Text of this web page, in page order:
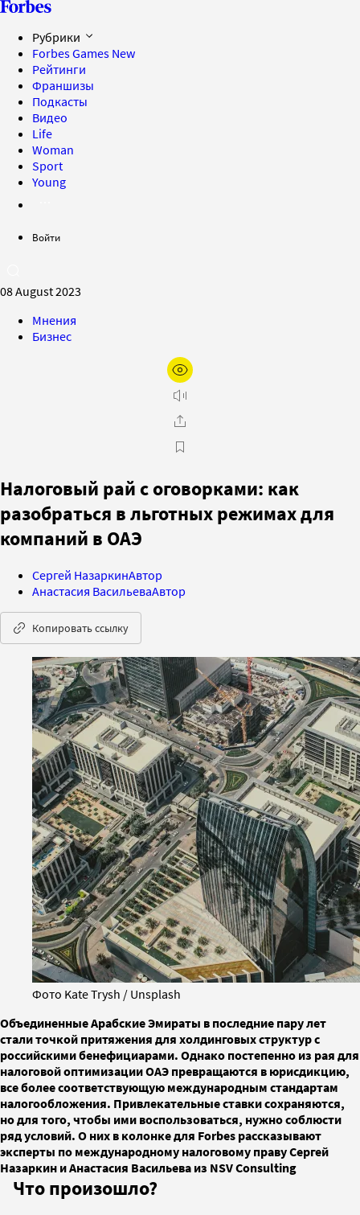
Рубрики
Forbes Games New
Рейтинги
Франшизы
Подкасты
Видео
Life
Woman
Sport
Young
Войти
08 August 2023
Мнения
Бизнес
Налоговый рай с оговорками: как
разобраться в льготных режимах для
компаний в ОАЭ
Сергей НазаркинАвтор
Анастасия ВасильеваАвтор
Копировать ссылку
Фото Kate Trysh / Unsplash
Объединенные Арабские Эмираты в последние пару лет
стали точкой притяжения для холдинговых структур с
российскими бенефициарами. Однако постепенно из рая для
налоговой оптимизации ОАЭ превращаются в юрисдикцию,
все более соответствующую международным стандартам
налогообложения. Привлекательные ставки сохраняются,
но для того, чтобы ими воспользоваться, нужно соблюсти
ряд условий. О них в колонке для Forbes рассказывают
эксперты по международному налоговому праву Сергей
Назаркин и Анастасия Васильева из NSV Consulting
Что произошло?